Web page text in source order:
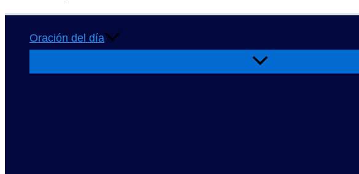
Oración del día